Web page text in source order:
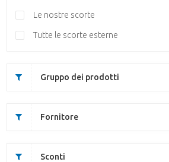
Le nostre scorte
Tutte le scorte esterne
Gruppo dei prodotti
Fornitore
Sconti